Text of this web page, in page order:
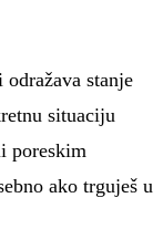
stanje
situaciju
poreskim
ako trguješ u